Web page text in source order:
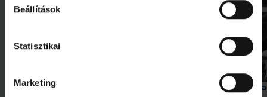
Beállítások
Statisztikai
Marketing
Érkezik a #kékek 204. része
Szabó „Sonka” Lászlóra